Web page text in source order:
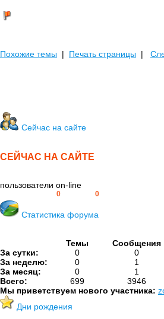
Похожие темы | Печать страницы |
Сейчас на сайте
СЕЙЧАС НА САЙТЕ
пользователи on-line
0 0
Статистика форума
Темы Сообщения
За сутки:
0 0
За неделю:
0 1
За месяц:
0 1
Всего:
699 3946
Мы приветствуем нового участника:
Дни рождения